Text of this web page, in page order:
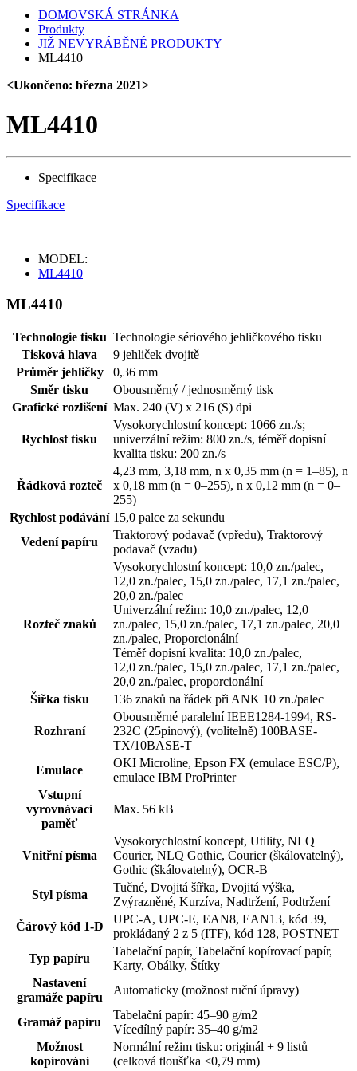
DOMOVSKÁ STRÁNKA
Produkty
JIŽ NEVYRÁBĚNÉ PRODUKTY
ML4410
<Ukončeno: března 2021>
ML4410
Specifikace
Specifikace
MODEL:
ML4410
ML4410
Technologie tisku Technologie sériového jehličkového tisku
Tisková hlava
9 jehliček dvojitě
Průměr jehličky
0,36 mm
Směr tisku
Obousměrný / jednosměrný tisk
Grafické rozlišení Max. 240 (V) x 216 (S) dpi
Rychlost tisku
Vysokorychlostní koncept: 1066 zn./s;
univerzální režim: 800 zn./s, téměř dopisní
kvalita tisku: 200 zn./s
Řádková rozteč
4,23 mm, 3,18 mm, n x 0,35 mm (n = 1–85), n
x 0,18 mm (n = 0–255), n x 0,12 mm (n = 0–
255)
Rychlost podávání 15,0 palce za sekundu
Vedení papíru
Traktorový podavač (vpředu), Traktorový
podavač (vzadu)
Rozteč znaků
Vysokorychlostní koncept: 10,0 zn./palec,
12,0 zn./palec, 15,0 zn./palec, 17,1 zn./palec,
20,0 zn./palec
Univerzální režim: 10,0 zn./palec, 12,0
zn./palec, 15,0 zn./palec, 17,1 zn./palec, 20,0
zn./palec, Proporcionální
Téměř dopisní kvalita: 10,0 zn./palec,
12,0 zn./palec, 15,0 zn./palec, 17,1 zn./palec,
20,0 zn./palec, proporcionální
Šířka tisku
136 znaků na řádek při ANK 10 zn./palec
Rozhraní
Obousměrné paralelní IEEE1284-1994, RS-
232C (25pinový), (volitelně) 100BASE-
TX/10BASE-T
Emulace
OKI Microline, Epson FX (emulace ESC/P),
emulace IBM ProPrinter
Vstupní
vyrovnávací
paměť
Max. 56 kB
Vnitřní písma
Vysokorychlostní koncept, Utility, NLQ
Courier, NLQ Gothic, Courier (škálovatelný),
Gothic (škálovatelný), OCR-B
Styl písma
Tučné, Dvojitá šířka, Dvojitá výška,
Zvýrazněné, Kurzíva, Nadtržení, Podtržení
Čárový kód 1-D
UPC-A, UPC-E, EAN8, EAN13, kód 39,
prokládaný 2 z 5 (ITF), kód 128, POSTNET
Typ papíru
Tabelační papír, Tabelační kopírovací papír,
Karty, Obálky, Štítky
Nastavení
gramáže papíru
Automaticky (možnost ruční úpravy)
Gramáž papíru
Tabelační papír: 45–90 g/m2
Vícedílný papír: 35–40 g/m2
Možnost
kopírování
Normální režim tisku: originál + 9 listů
(celková tloušťka <0,79 mm)